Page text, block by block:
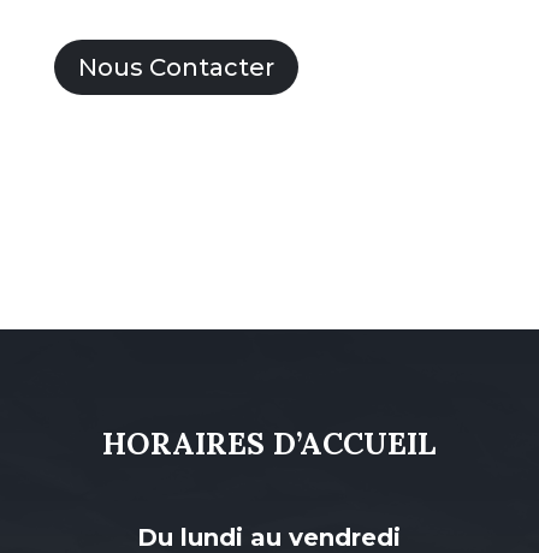
Nous Contacter
HORAIRES D’ACCUEIL
Du lundi au vendredi